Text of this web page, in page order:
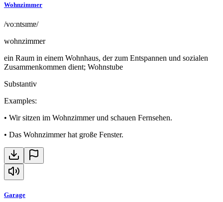
Wohnzimmer
/voːntsɪmɐ/
wohnzimmer
ein Raum in einem Wohnhaus, der zum Entspannen und sozialen
Zusammenkommen dient; Wohnstube
Substantiv
Examples:
• Wir sitzen im Wohnzimmer und schauen Fernsehen.
• Das Wohnzimmer hat große Fenster.
Garage